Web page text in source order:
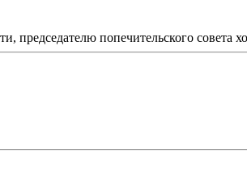
председателю попечительского совета